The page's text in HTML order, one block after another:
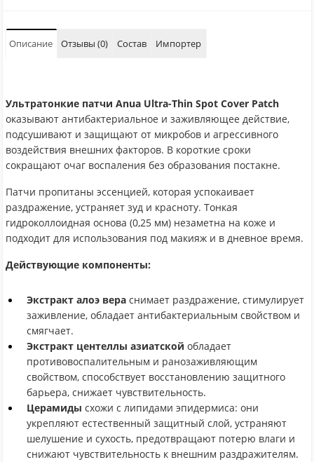
Описание Отзывы (0) Состав Импортер
Ультратонкие патчи Anua Ultra-Thin Spot Cover Patch
оказывают антибактериальное и заживляющее действие,
подсушивают и защищают от микробов и агрессивного
воздействия внешних факторов. В короткие сроки
сокращают очаг воспаления без образования постакне.
Патчи пропитаны эссенцией, которая успокаивает
раздражение, устраняет зуд и красноту. Тонкая
гидроколлоидная основа (0,25 мм) незаметна на коже и
подходит для использования под макияж и в дневное время.
Действующие компоненты:
Экстракт алоэ вера снимает раздражение, стимулирует
заживление, обладает антибактериальным свойством и
смягчает.
Экстракт центеллы азиатской обладает
противовоспалительным и ранозаживляющим
свойством, способствует восстановлению защитного
барьера, снижает чувствительность.
Церамиды схожи с липидами эпидермиса: они
укрепляют естественный защитный слой, устраняют
шелушение и сухость, предотвращают потерю влаги и
снижают чувствительность к внешним раздражителям.